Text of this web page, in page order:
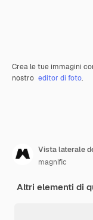
Crea le tue immagini
nostro editor di foto.
magnific
Altri elementi di